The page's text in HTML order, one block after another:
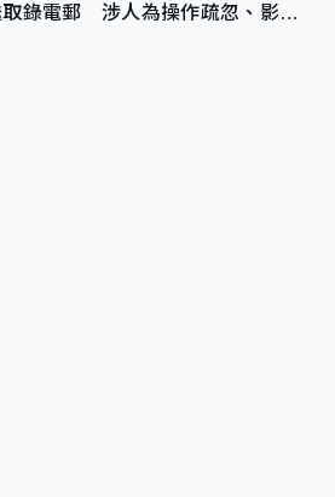
取錄電郵 涉人為操作疏忽、影響